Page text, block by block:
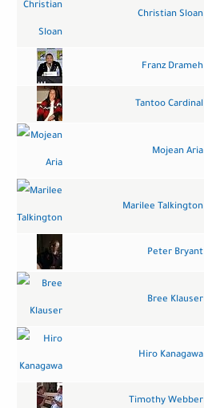
Christian Sloan
Franz Drameh
Tantoo Cardinal
Mojean Aria
Marilee Talkington
Peter Bryant
Bree Klauser
Hiro Kanagawa
Timothy Webber